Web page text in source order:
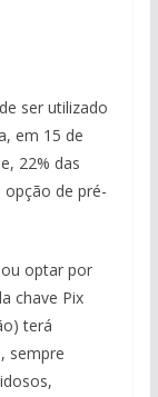
ser utilizado
em 15 de
22% das
de pré-
ou optar por
chave Pix
terá
sempre